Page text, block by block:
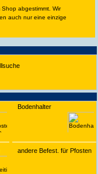
Bodenhalter
andere Befest. für Pfosten
abgestimmt. Wir
auch nur eine einzige